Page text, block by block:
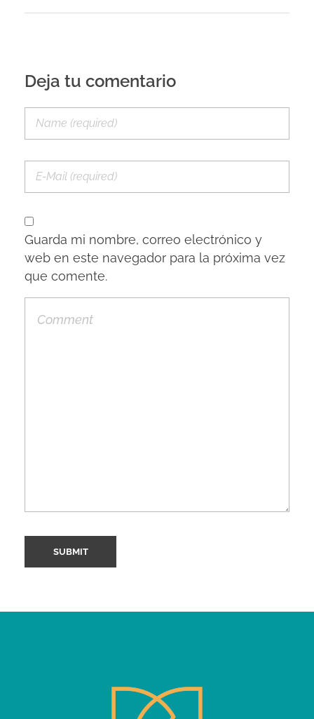
Deja tu comentario
Guarda mi nombre, correo electrónico y
web en este navegador para la próxima vez
que comente.